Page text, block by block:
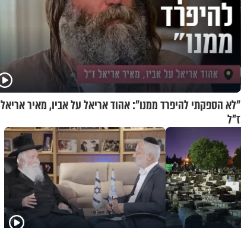
"לא הספקתי להיפרד ממנו": אהוד אריאל על אביו, מאיר אריאל
ז"ל